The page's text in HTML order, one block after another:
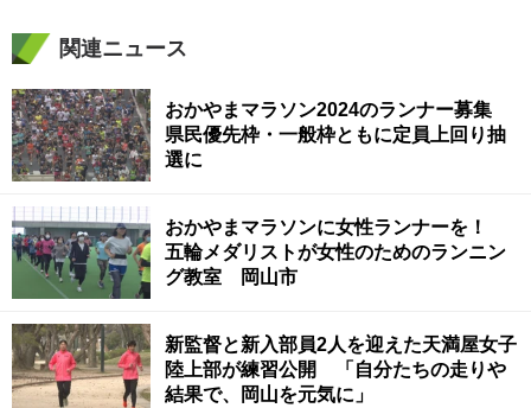
関連ニュース
おかやまマラソン2024のランナー募集
県民優先枠・一般枠ともに定員上回り抽
選に
おかやまマラソンに女性ランナーを！
五輪メダリストが女性のためのランニン
グ教室 岡山市
新監督と新入部員2人を迎えた天満屋女子
陸上部が練習公開 「自分たちの走りや
結果で、岡山を元気に」